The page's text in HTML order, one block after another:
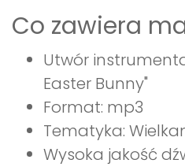
Co zawiera
Utwór
Easter Bunny"
Format: mp3
Tematyka:
Wysoka jakość